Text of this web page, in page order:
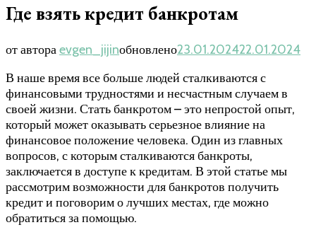
Где взять кредит банкротам
от автораevgen_jijinобновлено23.01.202422.01.2024
В наше время все больше людей сталкиваются с
финансовыми трудностями и несчастным случаем в
своей жизни. Стать банкротом – это непростой опыт,
который может оказывать серьезное влияние на
финансовое положение человека. Один из главных
вопросов, с которым сталкиваются банкроты,
заключается в доступе к кредитам. В этой статье мы
рассмотрим возможности для банкротов получить
кредит и поговорим о лучших местах, где можно
обратиться за помощью.